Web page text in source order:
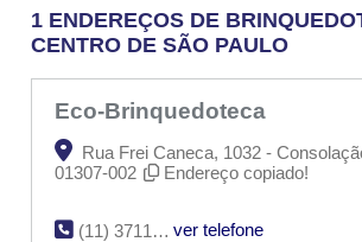
1 ENDEREÇOS DE
CENTRO DE SÃO PAULO
Eco-Brinquedoteca
Rua Frei Caneca, 1032 -
01307-002
Endereço copiado!
(11) 3711-2975
ver telefone